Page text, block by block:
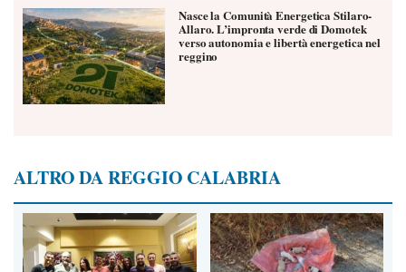
Nasce la Comunità Energetica Stilaro-
Allaro. L’impronta verde di Domotek
verso autonomia e libertà energetica nel
reggino
ALTRO DA REGGIO CALABRIA